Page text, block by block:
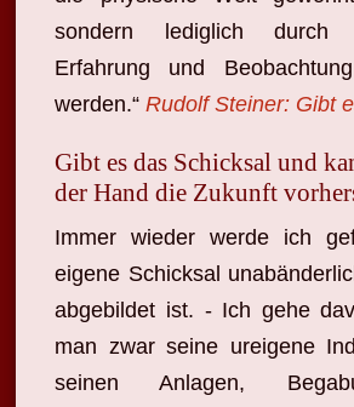
sondern lediglich durch
Erfahrung und
werden.“ Rudolf Steiner: Gibt
Gibt es das Schicksal und
der Hand die Zukunft
Immer wieder werde ich
eigene Schicksal
abgebildet ist. - Ich gehe
man zwar seine ureigene
seinen Anlagen,